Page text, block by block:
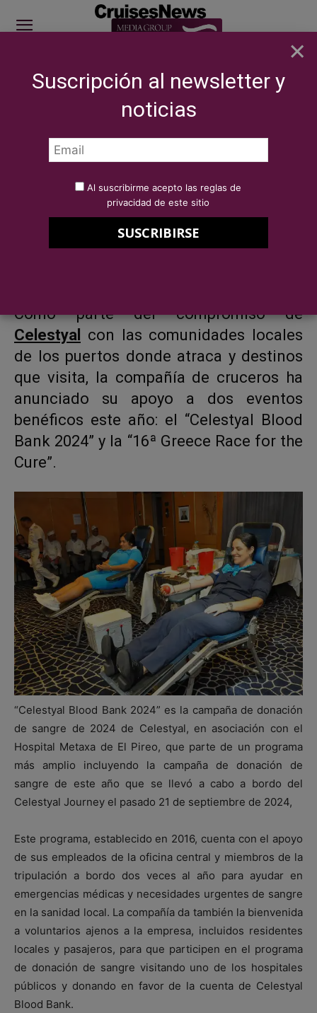
SITE SPONSOR: ICS 2026
BREAKING NEWS
benéficos
Redacción Cruises News
Celestyal colabora en dos
eventos benéficos
Como parte del compromiso de
Celestyal
con las comunidades locales
de los puertos donde atraca y destinos
que visita, la compañía de cruceros ha
anunciado su apoyo a dos eventos
benéficos este año: el “Celestyal Blood
Bank 2024” y la “16ª Greece Race for the
Cure”.
“Celestyal Blood Bank 2024” es la campaña de donación
de sangre de 2024 de Celestyal, en asociación con el
Hospital Metaxa de El Pireo, que parte de un programa
más amplio incluyendo la campaña de donación de
sangre de este año que se llevó a cabo a bordo del
Celestyal Journey el pasado 21 de septiembre de 2024,
Este programa, establecido en 2016, cuenta con el apoyo
de sus empleados de la oficina central y miembros de la
tripulación a bordo dos veces al año para ayudar en
emergencias médicas y necesidades urgentes de sangre
en la sanidad local. La compañía da también la bienvenida
a voluntarios ajenos a la empresa, incluidos residentes
locales y pasajeros, para que participen en el programa
de donación de sangre visitando uno de los hospitales
públicos y donando en favor de la cuenta de Celestyal
Blood Bank.
×
Suscripción al newsletter y
noticias
Al suscribirme acepto las reglas de
privacidad de este sitio